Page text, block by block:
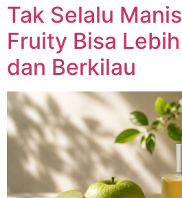
Tak Selalu
Fruity Bisa
dan Berkilau